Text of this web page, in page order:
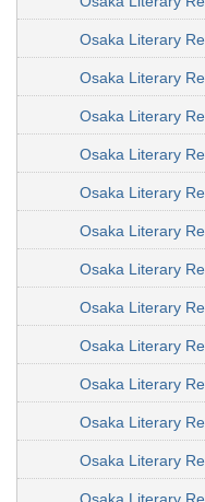
Osaka Literary
Osaka Literary
Osaka Literary
Osaka Literary
Osaka Literary
Osaka Literary
Osaka Literary
Osaka Literary
Osaka Literary
Osaka Literary
Osaka Literary
Osaka Literary